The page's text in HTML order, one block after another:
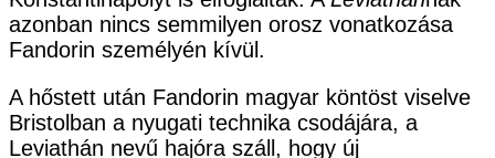
azonban nincs semmilyen orosz vonatkozása
Fandorin személyén kívül.
A hőstett után Fandorin magyar köntöst viselve
Bristolban a nyugati technika csodájára, a
Leviathán nevű hajóra száll, hogy új